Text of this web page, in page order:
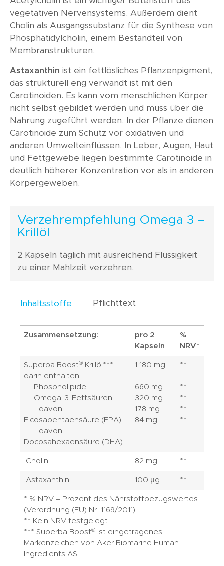
vegetativen Nervensystems. Außerdem dient
Cholin als Ausgangssubstanz für die Synthese von
Phosphatidylcholin, einem Bestandteil von
Membranstrukturen.
Astaxanthin ist ein fettlösliches Pflanzenpigment,
das strukturell eng verwandt ist mit den
Carotinoiden. Es kann vom menschlichen Körper
nicht selbst gebildet werden und muss über die
Nahrung zugeführt werden. In der Pflanze dienen
Carotinoide zum Schutz vor oxidativen und
anderen Umwelteinflüssen. In Leber, Augen, Haut
und Fettgewebe liegen bestimmte Carotinoide in
deutlich höherer Konzentration vor als in anderen
Körpergeweben.
Verzehrempfehlung Omega 3 –
Krillöl
2 Kapseln täglich mit ausreichend Flüssigkeit
zu einer Mahlzeit verzehren.
Inhaltsstoffe Pflichttext
Zusammensetzung:
pro 2
Kapseln
%
NRV*
Superba Boost® Krillöl***
darin enthalten
Phospholipide
Omega-3-Fettsäuren
davon
Eicosapentaensäure (EPA)
davon
Docosahexaensäure (DHA)
1.180 mg
660 mg
320 mg
178 mg
84 mg
**
**
**
**
**
Cholin 82 mg **
Astaxanthin 100 μg **
* % NRV = Prozent des Nährstoffbezugswertes
(Verordnung (EU) Nr. 1169/2011)
** Kein NRV festgelegt
*** Superba Boost® ist eingetragenes
Markenzeichen von Aker Biomarine Human
Ingredients AS